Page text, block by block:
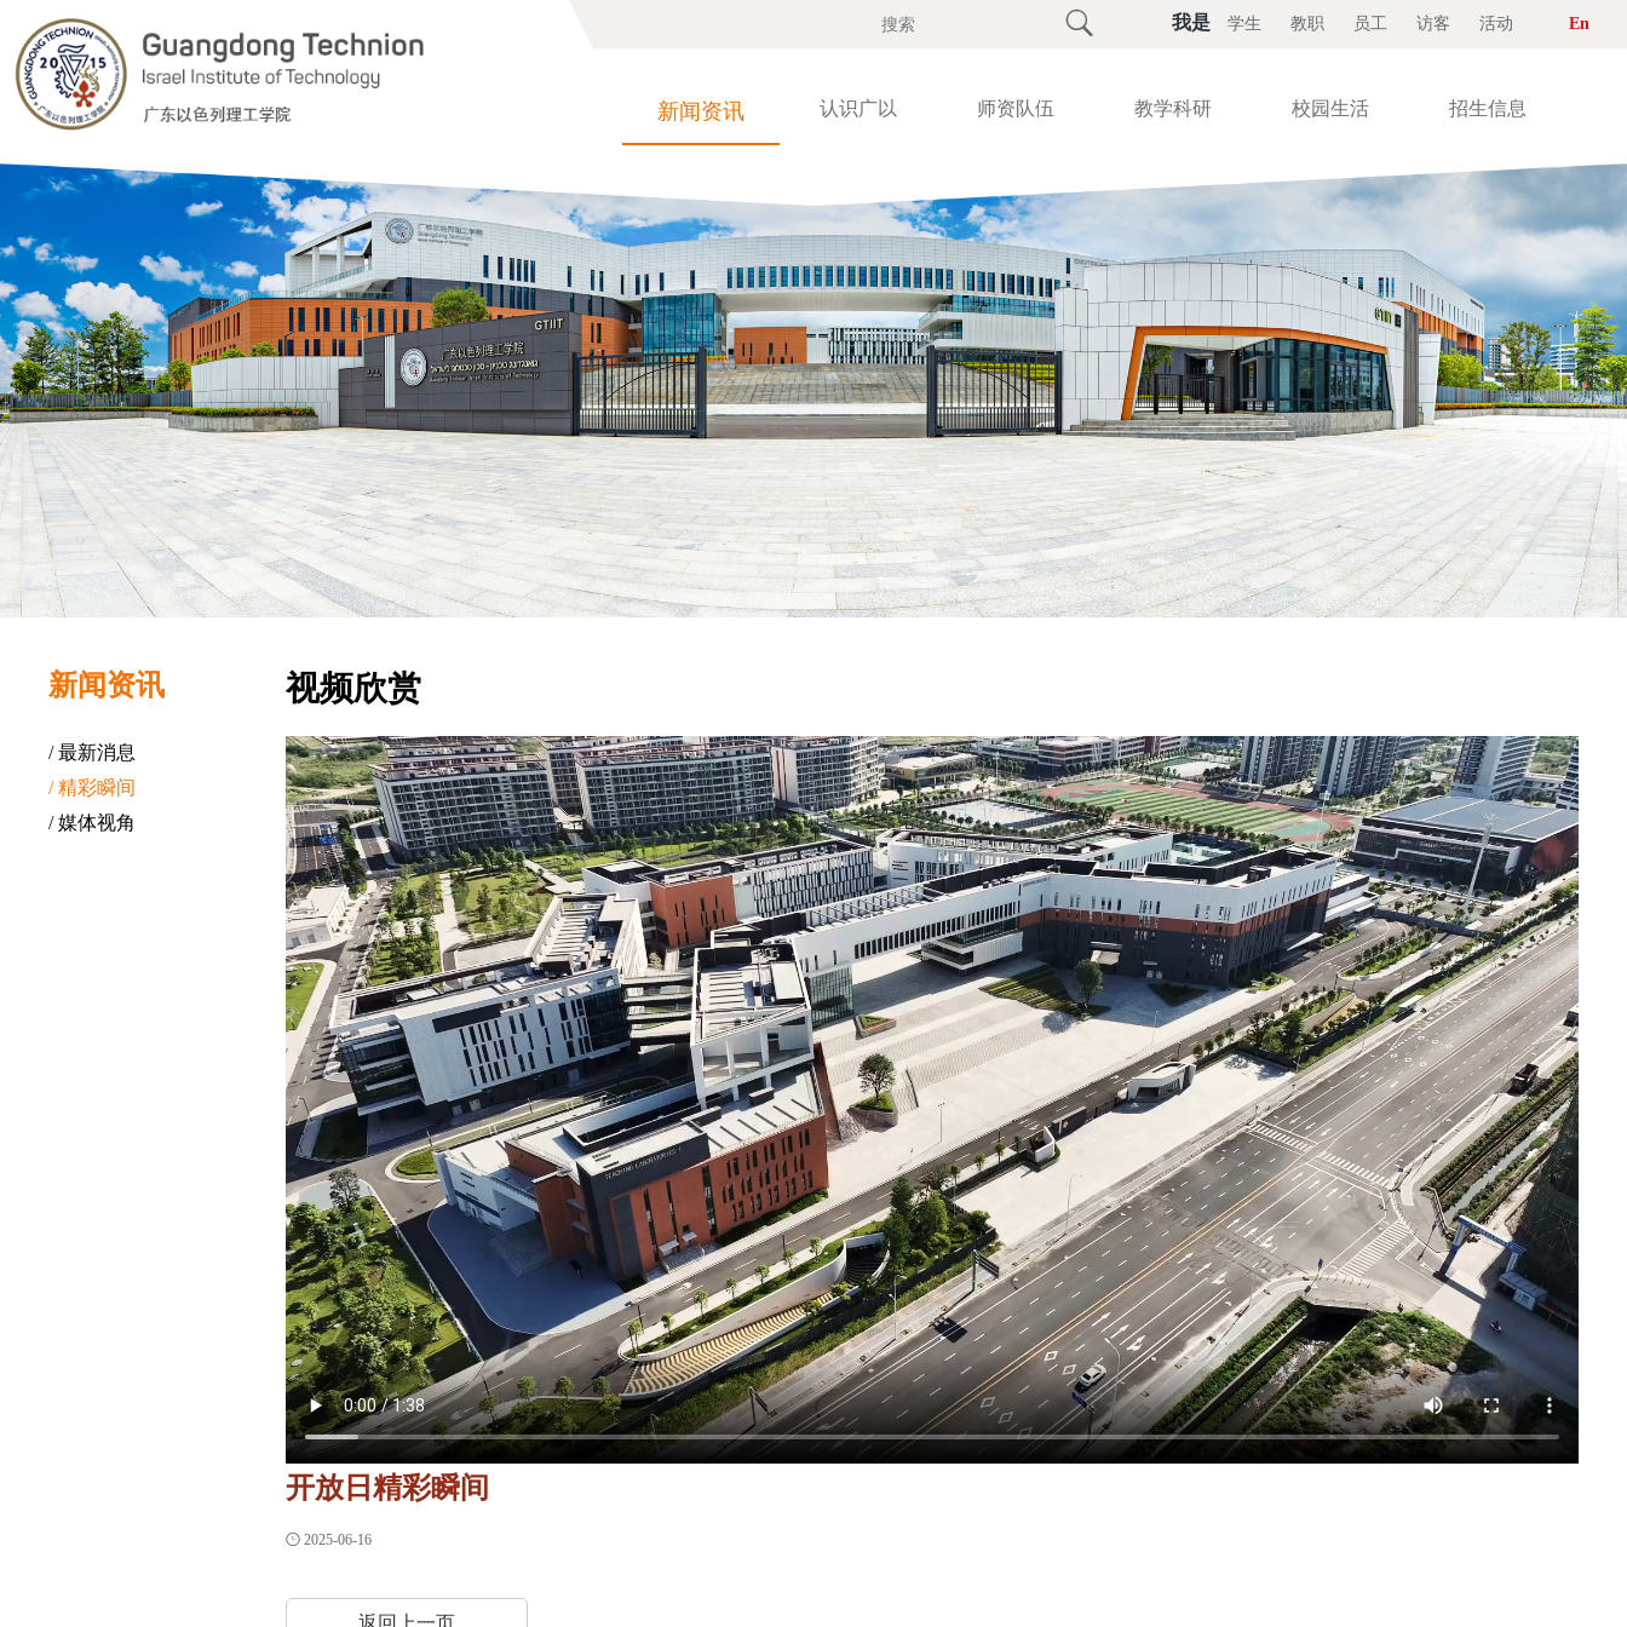
我是 学生 教职 员工 访客 活动 En

新闻资讯 认识广以 师资队伍 教学科研 校园生活 招生信息
新闻资讯
/ 最新消息
/ 精彩瞬间
/ 媒体视角
视频欣赏
开放日精彩瞬间
2025-06-16
返回上一页